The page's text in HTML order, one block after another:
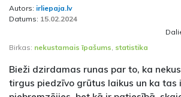
Autors: irliepaja.lv
Datums: 15.02.2024
Birkas: nekustamais īpašums statistika
Bieži dzirdamas runas par to, ka
tirgus piedzīvo grūtus laikus un ka tas